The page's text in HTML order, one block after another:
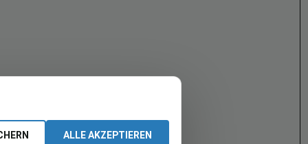
ALLE AKZEPTIEREN